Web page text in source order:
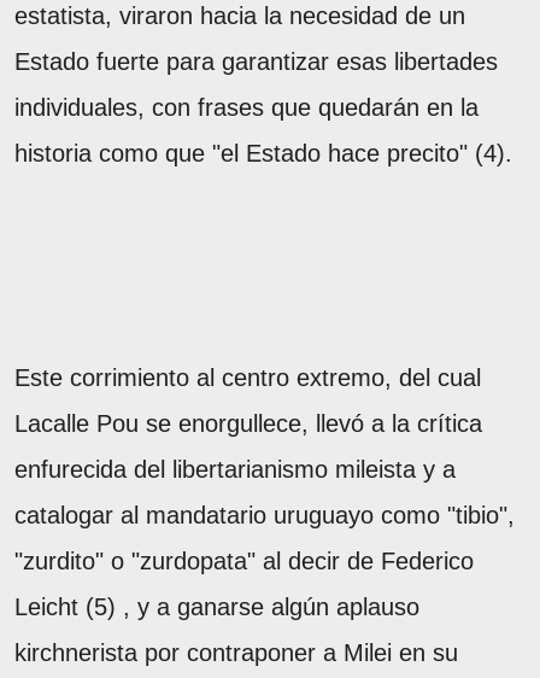
estatista, viraron hacia la necesidad de un
Estado fuerte para garantizar esas libertades
individuales, con frases que quedarán en la
historia como que "el Estado hace precito" (4).
Este corrimiento al centro extremo, del cual
Lacalle Pou se enorgullece, llevó a la crítica
enfurecida del libertarianismo mileista y a
catalogar al mandatario uruguayo como "tibio",
"zurdito" o "zurdopata" al decir de Federico
Leicht (5) , y a ganarse algún aplauso
kirchnerista por contraponer a Milei en su